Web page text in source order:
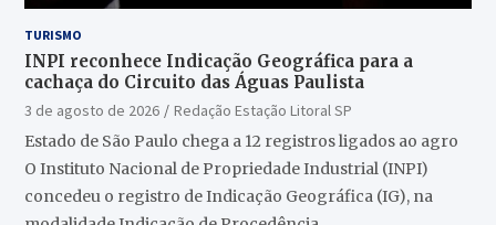
TURISMO
INPI reconhece Indicação Geográfica para a
cachaça do Circuito das Águas Paulista
3 de agosto de 2026
Redação Estação Litoral SP
Estado de São Paulo chega a 12 registros ligados ao agro
O Instituto Nacional de Propriedade Industrial (INPI)
concedeu o registro de Indicação Geográfica (IG), na